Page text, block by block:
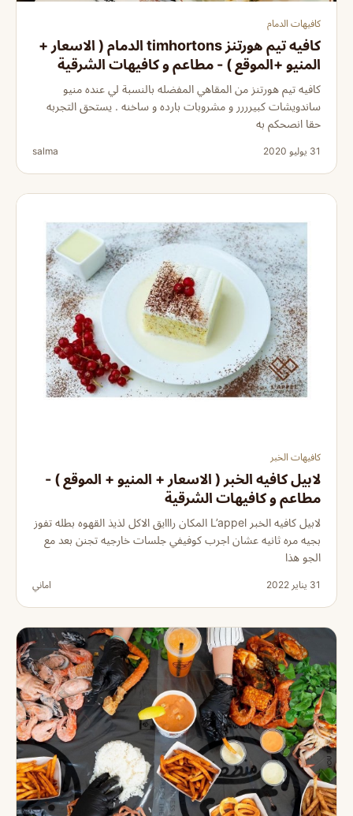
كافيهات الدمام
كافيه تيم هورتنز timhortons الدمام ( الاسعار +
المنيو +الموقع ) - مطاعم و كافيهات الشرقية
كافيه تيم هورتنز من المقاهي المفضله بالنسبة لي عنده منيو
ساندويشات كبيرررر و مشروبات بارده و ساخنه . يستحق التجربه
حقا انصحكم به
31 يوليو 2020 salma
كافيهات الخبر
لابيل كافيه الخبر ( الاسعار + المنيو + الموقع ) -
مطاعم و كافيهات الشرقية
لابيل كافيه الخبر L’appel المكان رااايق الاكل لذيذ القهوه بطله تفوز
بجيه مره ثانيه عشان اجرب كوفيفي جلسات خارجيه تجنن بعد مع
الجو هذا
31 يناير 2022 اماني